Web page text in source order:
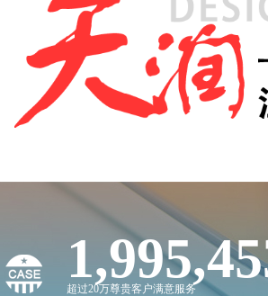
超过20万尊贵客户满意服务